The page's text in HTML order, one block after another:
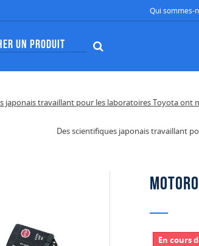
Qui sommes-
Des scientifiques japonais travaillant
En cours